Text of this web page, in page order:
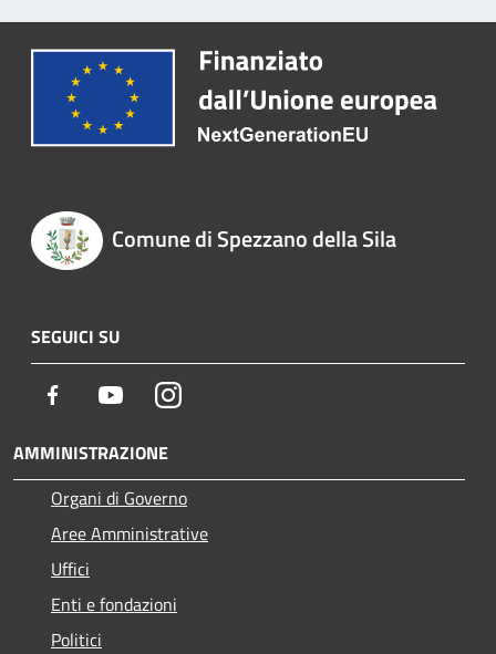
Comune di Spezzano della Sila
SEGUICI SU
Facebook YoutubeInstagram
AMMINISTRAZIONE
Organi di Governo
Aree Amministrative
Uffici
Enti e fondazioni
Politici